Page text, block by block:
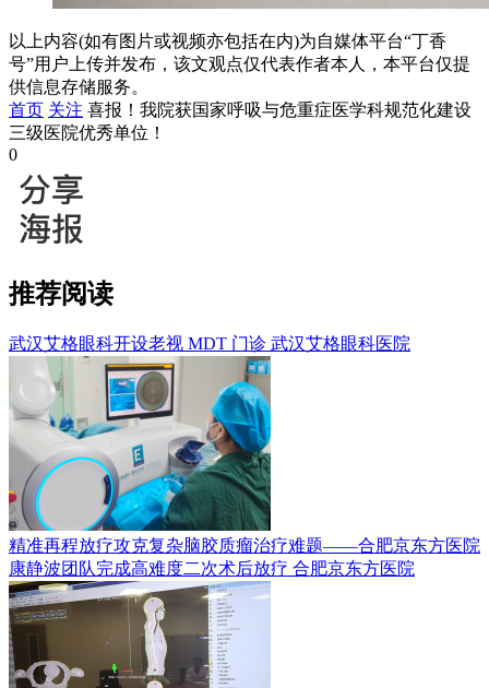
以上内容(如有图片或视频亦包括在内)为自媒体平台“丁香
号”用户上传并发布，该文观点仅代表作者本人，本平台仅提
供信息存储服务。
首页 关注 喜报！我院获国家呼吸与危重症医学科规范化建设
三级医院优秀单位！
0
推荐阅读
武汉艾格眼科开设老视 MDT 门诊 武汉艾格眼科医院
精准再程放疗攻克复杂脑胶质瘤治疗难题——合肥京东方医院
康静波团队完成高难度二次术后放疗 合肥京东方医院